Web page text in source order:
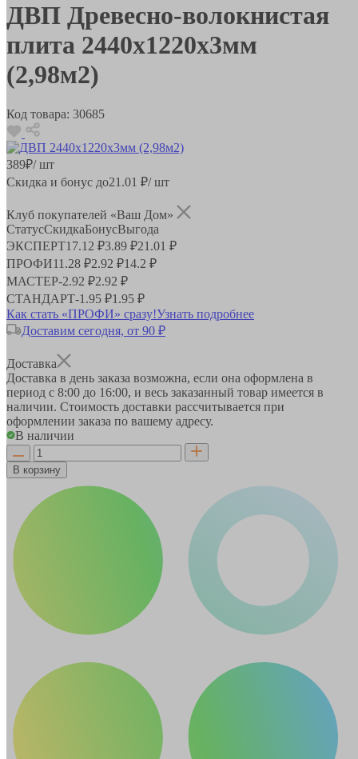
ДВП Древесно-волокнистая
плита 2440х1220х3мм
(2,98м2)
Код товара: 30685
389₽/ шт
Скидка и бонус до21.01 ₽/ шт
Клуб покупателей «Ваш Дом»
СтатусСкидкаБонусВыгода
ЭКСПЕРТ17.12 ₽3.89 ₽21.01 ₽
ПРОФИ11.28 ₽2.92 ₽14.2 ₽
МАСТЕР-2.92 ₽2.92 ₽
СТАНДАРТ-1.95 ₽1.95 ₽
Как стать «ПРОФИ» сразу!Узнать подробнее
Доставим сегодня, от 90 ₽
Доставка
Доставка в день заказа возможна, если она оформлена в
период с 8:00 до 16:00, и весь заказанный товар имеется в
наличии. Стоимость доставки рассчитывается при
оформлении заказа по вашему адресу.
В наличии
В корзину